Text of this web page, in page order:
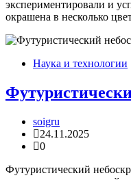
экспериментировали и
окрашена в несколько
Наука и технологии
soigru
24.11.2025
0
Футуристический